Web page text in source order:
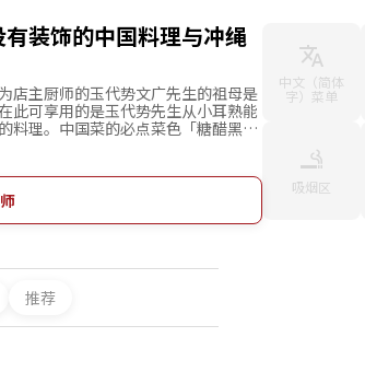
装饰的中国料理与冲绳
店主厨师的玉代势文广先生的祖母是
此可享用的是玉代势先生从小耳熟能
料理。中国菜的必点菜色「糖醋黑猪
玉代势家精心制作的料理升华成餐馆
力之一。
中文（简体
字）菜单
吸烟区
推荐